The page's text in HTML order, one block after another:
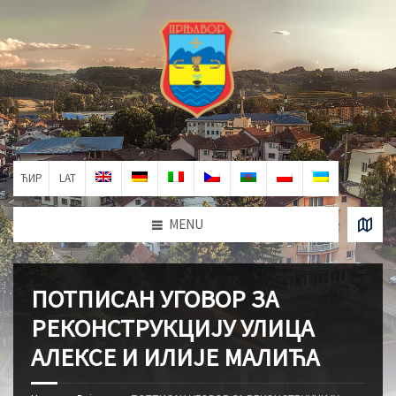
ЋИР LAT
MENU
ПОТПИСАН УГОВОР ЗА
РЕКОНСТРУКЦИЈУ УЛИЦA
АЛЕКСЕ И ИЛИЈЕ МАЛИЋА